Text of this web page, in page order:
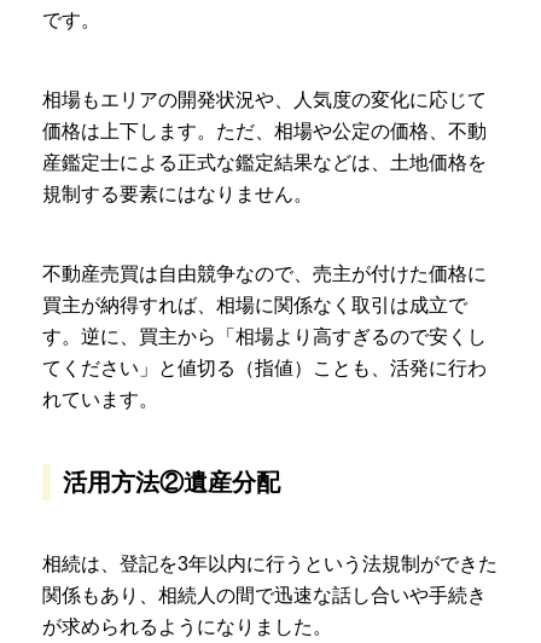
です。
相場もエリアの開発状況や、人気度の変化に応じて
価格は上下します。ただ、相場や公定の価格、不動
産鑑定士による正式な鑑定結果などは、土地価格を
規制する要素にはなりません。
不動産売買は自由競争なので、売主が付けた価格に
買主が納得すれば、相場に関係なく取引は成立で
す。逆に、買主から「相場より高すぎるので安くし
てください」と値切る（指値）ことも、活発に行わ
れています。
活用方法②遺産分配
相続は、登記を3年以内に行うという法規制ができた
関係もあり、相続人の間で迅速な話し合いや手続き
が求められるようになりました。